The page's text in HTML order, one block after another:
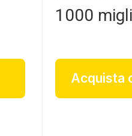
1000
Acquista